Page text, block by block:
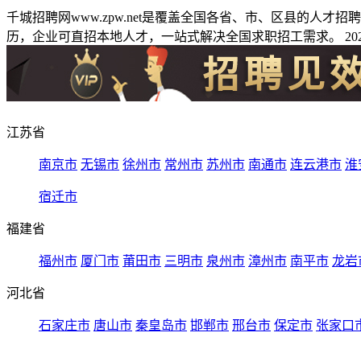
千城招聘网www.zpw.net是覆盖全国各省、市、区县的人才
历，企业可直招本地人才，一站式解决全国求职招工需求。
江苏省
南京市 无锡市 徐州市 常州市 苏州市 南通市 连云港市 淮
宿迁市
福建省
福州市 厦门市 莆田市 三明市 泉州市 漳州市 南平市 龙岩
河北省
石家庄市 唐山市 秦皇岛市 邯郸市 邢台市 保定市 张家口